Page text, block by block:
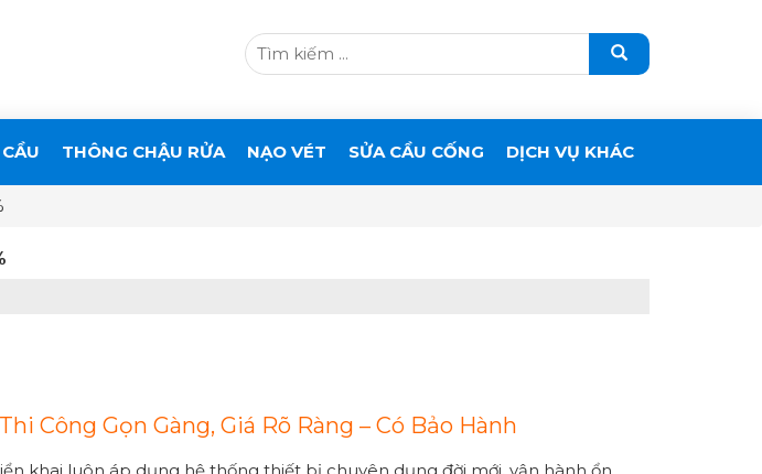
THÔNG CHẬU RỬA NẠO VÉT SỬA CẦU CỐNG DỊCH VỤ KHÁC
Công Gọn Gàng, Giá Rõ Ràng – Có Bảo Hành